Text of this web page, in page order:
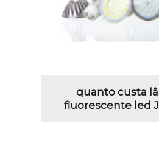
quanto custa
fluorescente led